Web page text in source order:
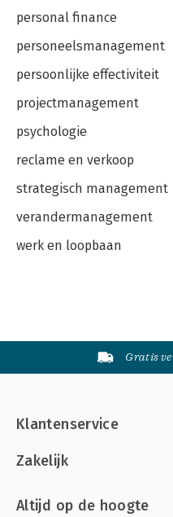
personal finance
personeelsmanagement
persoonlijke effectiviteit
projectmanagement
psychologie
reclame en verkoop
strategisch management
verandermanagement
werk en loopbaan
Gratis
Klantenservice
Zakelijk
Altijd op de hoogte